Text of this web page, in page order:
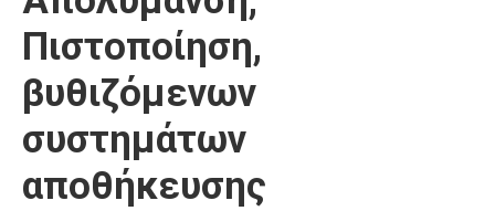
Πιστοποίηση,
βυθιζόμενων
συστημάτων
αποθήκευσης